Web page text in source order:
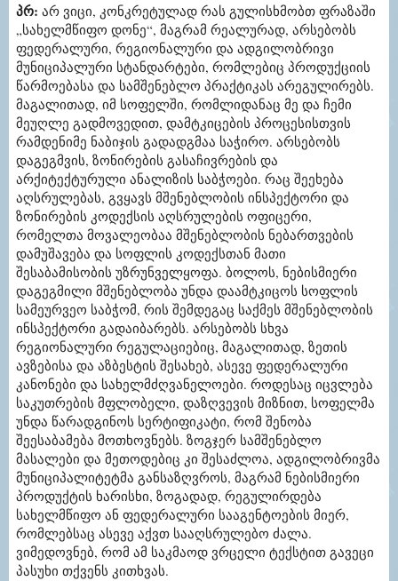
პრ: არ ვიცი, კონკრეტულად რას გულისხმობთ ფრაზაში
„სახელმწიფო დონე“, მაგრამ რეალურად, არსებობს
ფედერალური, რეგიონალური და ადგილობრივი
მუნიციპალური სტანდარტები, რომლებიც პროდუქციის
წარმოებასა და სამშენებლო პრაქტიკას არეგულირებს.
მაგალითად, იმ სოფელში, რომლიდანაც მე და ჩემი
მეუღლე გადმოვედით, დამტკიცების პროცესისთვის
რამდენიმე ნაბიჯის გადადგმაა საჭირო. არსებობს
დაგეგმვის, ზონირების გასაჩივრების და
არქიტექტურული ანალიზის საბჭოები. რაც შეეხება
აღსრულებას, გვყავს მშენებლობის ინსპექტორი და
ზონირების კოდექსის აღსრულების ოფიცერი,
რომელთა მოვალეობაა მშენებლობის ნებართვების
დამუშავება და სოფლის კოდექსთან მათი
შესაბამისობის უზრუნველყოფა. ბოლოს, ნებისმიერი
დაგეგმილი მშენებლობა უნდა დაამტკიცოს სოფლის
სამეურვეო საბჭომ, რის შემდეგაც საქმეს მშენებლობის
ინსპექტორი გადაიბარებს. არსებობს სხვა
რეგიონალური რეგულაციებიც, მაგალითად, ზეთის
ავზებისა და აზბესტის შესახებ, ასევე ფედერალური
კანონები და სახელმძღვანელოები. როდესაც იცვლება
საკუთრების მფლობელი, დაზღვევის მიზნით, სოფელმა
უნდა წარადგინოს სერტიფიკატი, რომ შენობა
შეესაბამება მოთხოვნებს. ზოგჯერ სამშენებლო
მასალები და მეთოდებიც კი შესაძლოა, ადგილობრივმა
მუნიციპალიტეტმა განსაზღვროს, მაგრამ ნებისმიერი
პროდუქტის ხარისხი, ზოგადად, რეგულირდება
სახელმწიფო ან ფედერალური სააგენტოების მიერ,
რომლებსაც ასევე აქვთ სააღსრულებო ძალა.
ვიმედოვნებ, რომ ამ საკმაოდ ვრცელი ტექსტით გავეცი
პასუხი თქვენს კითხვას.